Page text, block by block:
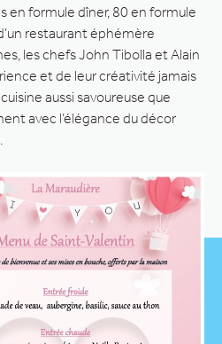
en formule dîner, 80 en formule
restaurant éphémère
les chefs John Tibolla et Alain
et de leur créativité jamais
aussi savoureuse que
avec l’élégance du décor